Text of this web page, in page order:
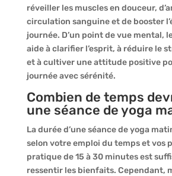
réveiller les muscles en douceur,
circulation sanguine et de booster
journée. D’un point de vue mental,
aide à clarifier l’esprit, à réduire le
et à cultiver une attitude positive
journée avec sérénité.
Combien de temps
une séance de yoga
La durée d’une séance de yoga
selon votre emploi du temps et vos
pratique de 15 à 30 minutes est
ressentir les bienfaits. Cependant,